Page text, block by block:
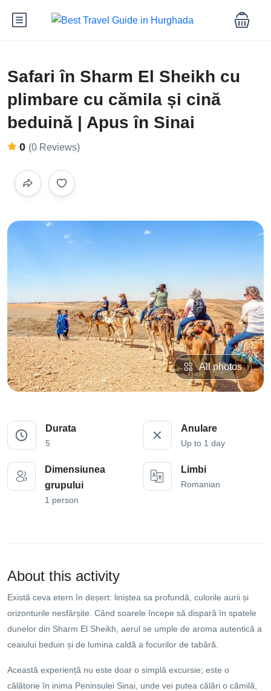
Safari în Sharm El Sheikh cu
plimbare cu cămila și cină
beduină | Apus în Sinai
0 (0 Reviews)
All photos
Durata
5
Anulare
Up to 1 day
Dimensiunea
grupului
1 person
Limbi
Romanian
About this activity
Există ceva etern în deșert: liniștea sa profundă, culorile aurii și
orizonturile nesfârșite. Când soarele începe să dispară în spatele
dunelor din Sharm El Sheikh, aerul se umple de aroma autentică a
ceaiului beduin și de lumina caldă a focurilor de tabără.
Această experiență nu este doar o simplă excursie; este o
călătorie în inima Peninsulei Sinai, unde vei putea călări o cămilă,